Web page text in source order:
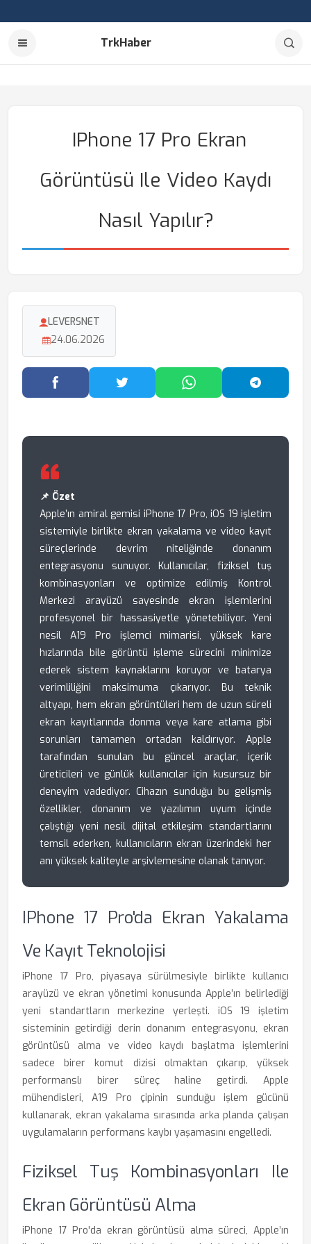
TrkHaber
IPhone 17 Pro Ekran
Görüntüsü Ile Video Kaydı
Nasıl Yapılır?
LEVERSNET
24.06.2026
Facebook'ta PaylaşTwitter'da PaylaşWhatsApp'ta Paylaş
📌 Özet
Apple’ın amiral gemisi iPhone 17 Pro, iOS 19 işletim
sistemiyle birlikte ekran yakalama ve video kayıt
süreçlerinde devrim niteliğinde donanım
entegrasyonu sunuyor. Kullanıcılar, fiziksel tuş
kombinasyonları ve optimize edilmiş Kontrol
Merkezi arayüzü sayesinde ekran işlemlerini
profesyonel bir hassasiyetle yönetebiliyor. Yeni
nesil A19 Pro işlemci mimarisi, yüksek kare
hızlarında bile görüntü işleme sürecini minimize
ederek sistem kaynaklarını koruyor ve batarya
verimliliğini maksimuma çıkarıyor. Bu teknik
altyapı, hem ekran görüntüleri hem de uzun süreli
ekran kayıtlarında donma veya kare atlama gibi
sorunları tamamen ortadan kaldırıyor. Apple
tarafından sunulan bu güncel araçlar, içerik
üreticileri ve günlük kullanıcılar için kusursuz bir
deneyim vadediyor. Cihazın sunduğu bu gelişmiş
özellikler, donanım ve yazılımın uyum içinde
çalıştığı yeni nesil dijital etkileşim standartlarını
temsil ederken, kullanıcıların ekran üzerindeki her
anı yüksek kaliteyle arşivlemesine olanak tanıyor.
IPhone 17 Pro'da Ekran Yakalama
Ve Kayıt Teknolojisi
iPhone 17 Pro, piyasaya sürülmesiyle birlikte kullanıcı
arayüzü ve ekran yönetimi konusunda Apple’ın belirlediği
yeni standartların merkezine yerleşti. iOS 19 işletim
sisteminin getirdiği derin donanım entegrasyonu, ekran
görüntüsü alma ve video kaydı başlatma işlemlerini
sadece birer komut dizisi olmaktan çıkarıp, yüksek
performanslı birer süreç haline getirdi. Apple
mühendisleri, A19 Pro çipinin sunduğu işlem gücünü
kullanarak, ekran yakalama sırasında arka planda çalışan
uygulamaların performans kaybı yaşamasını engelledi.
Fiziksel Tuş Kombinasyonları Ile
Ekran Görüntüsü Alma
iPhone 17 Pro'da ekran görüntüsü alma süreci, Apple’ın